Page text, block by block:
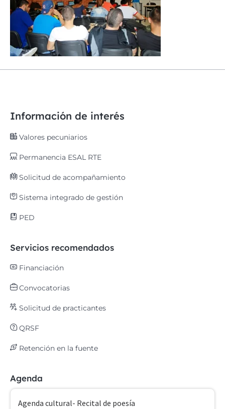
Información de interés
Valores pecuniarios
Permanencia ESAL RTE
Solicitud de acompañamiento
Sistema integrado de gestión
PED
Servicios recomendados
Financiación
Convocatorias
Solicitud de practicantes
QRSF
Retención en la fuente
Agenda
Agenda cultural- Recital de poesía